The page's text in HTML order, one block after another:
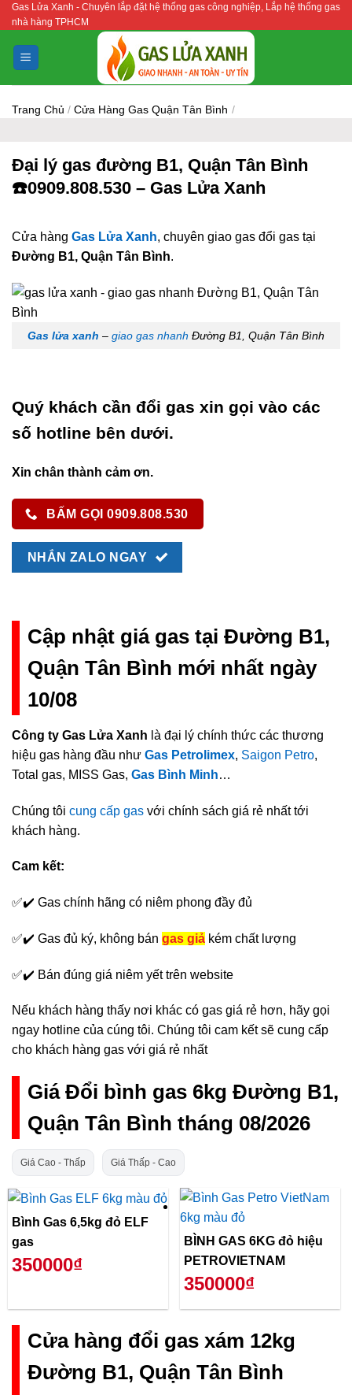
Bỏ
qua
nội
dung
Gas Lửa Xanh - Chuyên lắp đặt hệ thống gas công nghiệp, Lắp hệ thống gas
nhà hàng TPHCM
Trang Chủ / Cửa Hàng Gas Quận Tân Bình /
Đại lý gas đường B1, Quận Tân Bình
☎️0909.808.530 – Gas Lửa Xanh
Cửa hàng Gas Lửa Xanh, chuyên giao gas đổi gas tại
Đường B1, Quận Tân Bình.
Gas lửa xanh – giao gas nhanh Đường B1, Quận Tân Bình
Quý khách cần đổi gas xin gọi vào các
số hotline bên dưới.
Xin chân thành cảm ơn.
BẤM GỌI 0909.808.530
NHẮN ZALO NGAY
Cập nhật giá gas tại Đường B1,
Quận Tân Bình mới nhất ngày
10/08
Công ty Gas Lửa Xanh là đại lý chính thức các thương
hiệu gas hàng đầu như Gas Petrolimex, Saigon Petro,
Total gas, MISS Gas, Gas Bình Minh…
Chúng tôi cung cấp gas với chính sách giá rẻ nhất tới
khách hàng.
Cam kết:
✅✔️ Gas chính hãng có niêm phong đầy đủ
✅✔️ Gas đủ ký, không bán gas giả kém chất lượng
✅✔️ Bán đúng giá niêm yết trên website
Nếu khách hàng thấy nơi khác có gas giá rẻ hơn, hãy gọi
ngay hotline của cúng tôi. Chúng tôi cam kết sẽ cung cấp
cho khách hàng gas với giá rẻ nhất
Giá Đổi bình gas 6kg Đường B1,
Quận Tân Bình tháng 08/2026
Giá Cao - Thấp Giá Thấp - Cao
Bình Gas 6,5kg đỏ ELF
gas
350000₫
BÌNH GAS 6KG đỏ hiệu
PETROVIETNAM
350000₫
Cửa hàng đổi gas xám 12kg
Đường B1, Quận Tân Bình